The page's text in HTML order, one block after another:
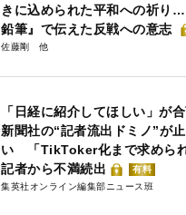
きに込められた平和への祈り
鉛筆』で伝えた反戦への意志
佐藤剛
「日経に紹介してほしい」が
新聞社の“記者流出ドミノ”が
い 「TikToker化まで求めら
記者から不満続出
有料
集英社オンライン編集部ニュース班